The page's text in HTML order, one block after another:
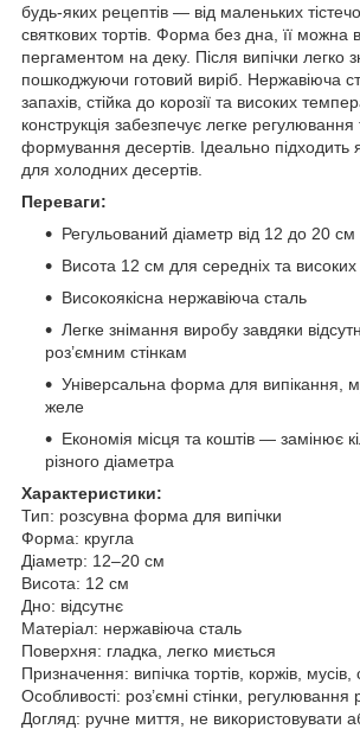
будь-яких рецептів — від маленьких
святкових тортів. Форма без дна, її можна
пергаментом на деку. Після випічки легко
пошкоджуючи готовий виріб. Нержавіюча
запахів, стійка до корозії та високих
конструкція забезпечує легке регулювання
формування десертів. Ідеально підходить
для холодних десертів.
Переваги:
Регульований діаметр від 12 до 20 см
Висота 12 см для середніх та високих
Високоякісна нержавіюча сталь
Легке знімання виробу завдяки
роз’ємним стінкам
Універсальна форма для випікання,
желе
Економія місця та коштів — замінює
різного діаметра
Характеристики:
Тип: розсувна форма для випічки
Форма: кругла
Діаметр: 12–20 см
Висота: 12 см
Дно: відсутнє
Матеріал: нержавіюча сталь
Поверхня: гладка, легко миється
Призначення: випічка тортів, коржів,
Особливості: роз’ємні стінки, регулювання
Догляд: ручне миття, не використовувати